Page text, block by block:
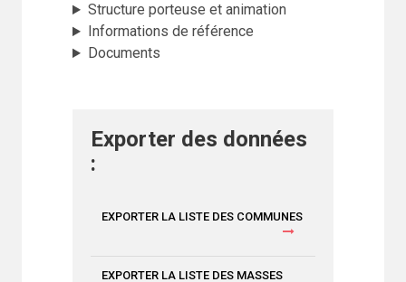
Structure porteuse et animation
Informations de référence
Documents
Exporter des données
:
EXPORTER LA LISTE DES COMMUNES
EXPORTER LA LISTE DES MASSES